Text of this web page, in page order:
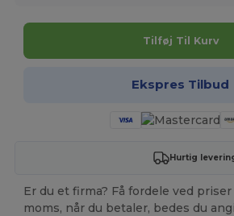
Tilføj Til Kurv
Ekspres Tilbud
Hurtig
Er du et firma? Få fordele ved
moms, når du betaler, bedes du